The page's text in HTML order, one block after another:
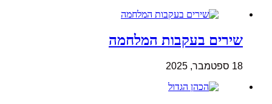
שירים בעקבות המלחמה
18 ספטמבר, 2025